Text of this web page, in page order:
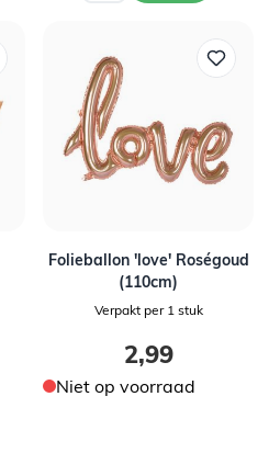
Folieballon 'love' Roségoud
(110cm)
Verpakt per 1 stuk
2,99
Niet op voorraad